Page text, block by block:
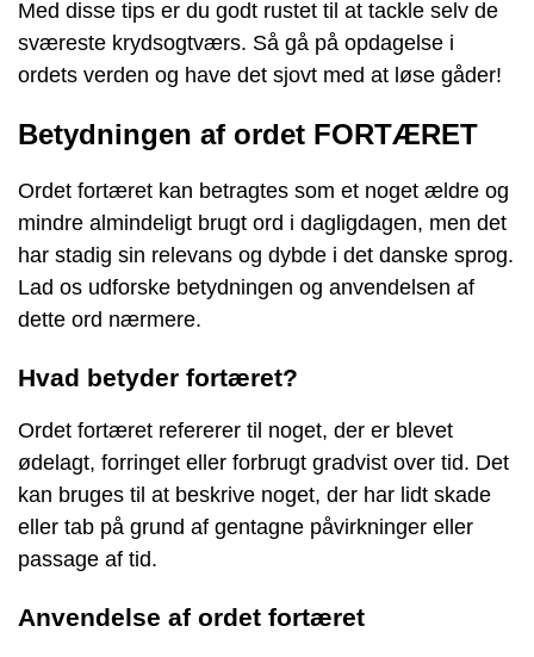
Med disse tips er du godt rustet til at tackle selv de
sværeste krydsogtværs. Så gå på opdagelse i
ordets verden og have det sjovt med at løse gåder!
Betydningen af ordet FORTÆRET
Ordet fortæret kan betragtes som et noget ældre og
mindre almindeligt brugt ord i dagligdagen, men det
har stadig sin relevans og dybde i det danske sprog.
Lad os udforske betydningen og anvendelsen af
dette ord nærmere.
Hvad betyder fortæret?
Ordet fortæret refererer til noget, der er blevet
ødelagt, forringet eller forbrugt gradvist over tid. Det
kan bruges til at beskrive noget, der har lidt skade
eller tab på grund af gentagne påvirkninger eller
passage af tid.
Anvendelse af ordet fortæret